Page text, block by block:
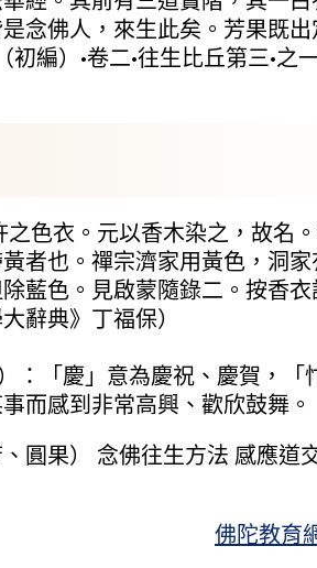
念佛人，來生此矣。芳果既
編）·卷二·往生比丘第三·之
色衣。元以香木染之，故名
者也。禪宗濟家用黃色，洞
藍色。見啟蒙隨錄二。按香
辭典》丁福保）
：「慶」意為慶祝、慶賀，「
而感到非常高興、歡欣鼓舞。
、圓果） 念佛往生方法 感應道
佛陀教育